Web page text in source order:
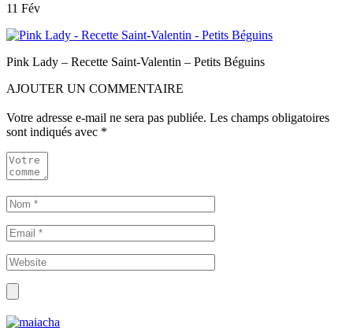
11 Fév
Pink Lady – Recette Saint-Valentin – Petits Béguins
AJOUTER UN COMMENTAIRE
Votre adresse e-mail ne sera pas publiée. Les champs obligatoires
sont indiqués avec *